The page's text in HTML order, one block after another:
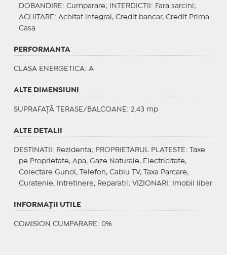
DOBANDIRE : Cumparare; INTERDICTII : Fara sarcini;
ACHITARE : Achitat integral, Credit bancar, Credit Prima
Casa
PERFORMANTA
CLASA ENERGETICA: A
ALTE DIMENSIUNI
SUPRAFAȚĂ TERASE/BALCOANE: 2.43 mp
ALTE DETALII
DESTINATII : Rezidenta; PROPRIETARUL PLATESTE : Taxe
pe Proprietate, Apa, Gaze Naturale, Electricitate,
Colectare Gunoi, Telefon, Cablu TV, Taxa Parcare,
Curatenie, Intretinere, Reparatii; VIZIONARI : Imobil liber
INFORMAŢII UTILE
COMISION CUMPARARE: 0%